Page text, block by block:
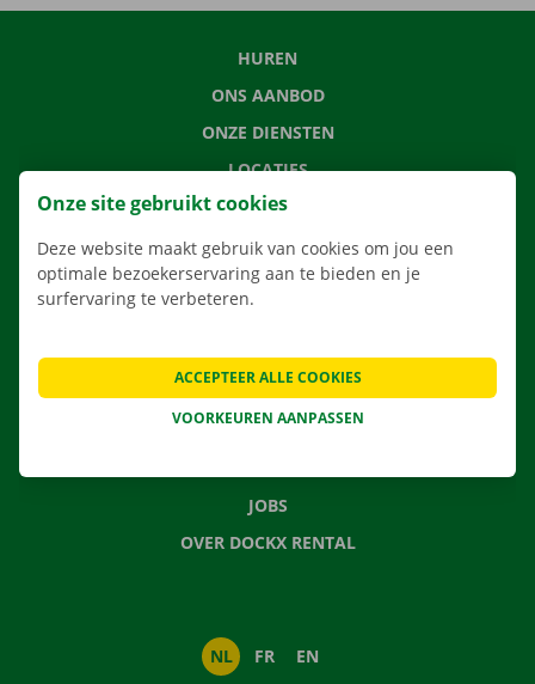
HUREN
ONS AANBOD
ONZE DIENSTEN
LOCATIES
APP
VERHUISOPLOSSINGEN
CONTACTEER ONS
VEELGESTELDE VRAGEN
NIEUWS
JOBS
OVER DOCKX RENTAL
NL FR EN
Onze site gebruikt cookies
Deze website maakt gebruik van cookies om jou een
optimale bezoekerservaring aan te bieden en je
surfervaring te verbeteren.
VOORKEUREN AANPASSEN
ACCEPTEER ALLE COOKIES